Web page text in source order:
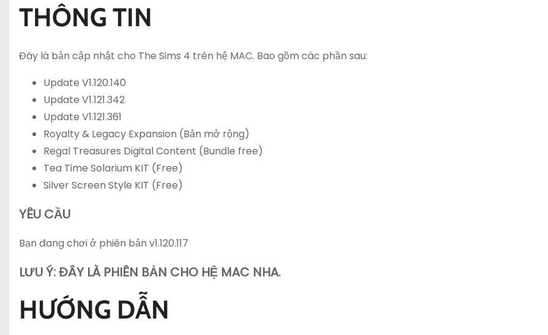
THÔNG TIN
Đây là bản cập nhật cho The Sims 4 trên hệ MAC. Bao gồm các phần sau:
Update V1.120.140
Update V1.121.342
Update V1.121.361
Royalty & Legacy Expansion (Bản mở rộng)
Regal Treasures Digital Content (Bundle free)
Tea Time Solarium KIT (Free)
Silver Screen Style KIT (Free)
YÊU CẦU
Bạn đang chơi ở phiên bản v1.120.117
LƯU Ý: ĐÂY LÀ PHIÊN BẢN CHO HỆ MAC NHA.
HƯỚNG DẪN